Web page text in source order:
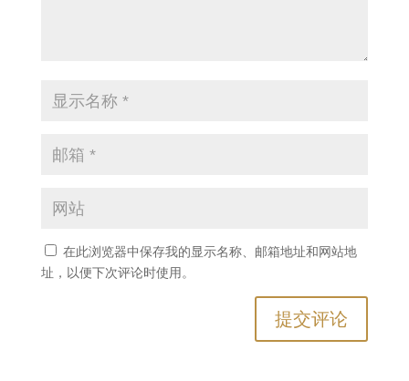
在此浏览器中保存我的显示名称、邮箱地址和网站地
址，以便下次评论时使用。